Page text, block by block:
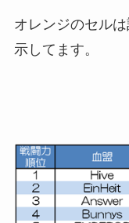
オレンジのセル
示してます。